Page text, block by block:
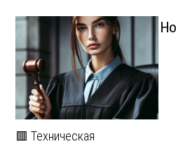
🟥 Техническая